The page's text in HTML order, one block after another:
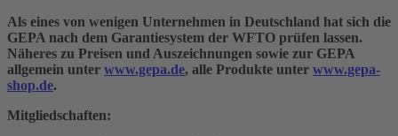
Als eines von wenigen Unternehmen in Deutschland hat sich die
GEPA nach dem Garantiesystem der WFTO prüfen lassen.
Näheres zu Preisen und Auszeichnungen sowie zur GEPA
allgemein unter www.gepa.de, alle Produkte unter www.gepa-
shop.de.
Mitgliedschaften: